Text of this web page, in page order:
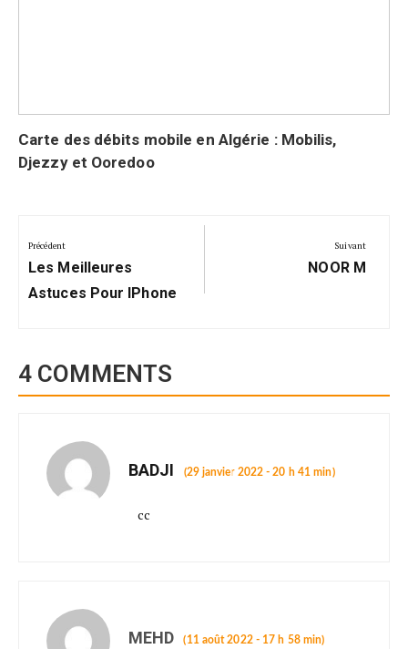
Carte des débits mobile en Algérie : Mobilis,
Djezzy et Ooredoo
de
l’article
Précédent
Précédent:
Les Meilleures
Astuces Pour IPhone
Suivant
Suivant:
NOOR M
4 COMMENTS
BADJI (29 janvier 2022 - 20 h 41 min)
cc
MEHD (11 août 2022 - 17 h 58 min)